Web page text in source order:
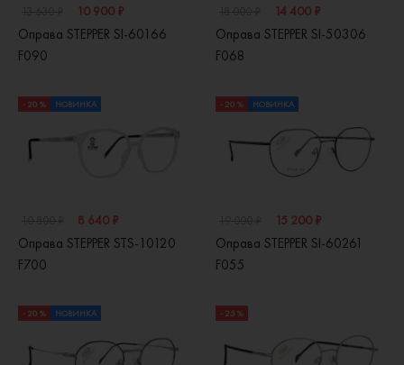
10 900 ₽
Оправа STEPPER SI-60166
F090
14 400 ₽
Оправа STEPPER SI-50306
F068
- 20 % НОВИНКА
8 640 ₽
Оправа STEPPER STS-10120
F700
- 20 % НОВИНКА
15 200 ₽
Оправа STEPPER SI-60261
F055
- 20 % НОВИНКА - 25 %